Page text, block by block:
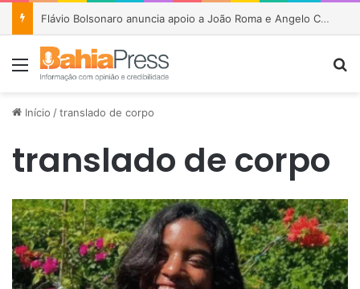
Flávio Bolsonaro anuncia apoio a João Roma e Angelo Coronel na disputa pelo Senado na Bahia
Menu
Início /translado de corpo
translado de corpo